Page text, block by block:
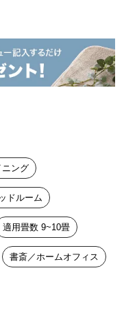
ニング
ドルーム
適用畳数 9~10畳
書斎／ホームオフィス